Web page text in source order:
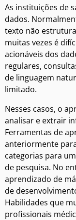
As instituições de
dados.
texto não
muitas vezes é
acionáveis dos
regulares,
de linguagem
limitado.
Nesses casos, o
analisar e extrair
Ferramentas de
anteriormente
categorias para
de pesquisa. No
aprendizado de
de
Habilidades que
profissionais